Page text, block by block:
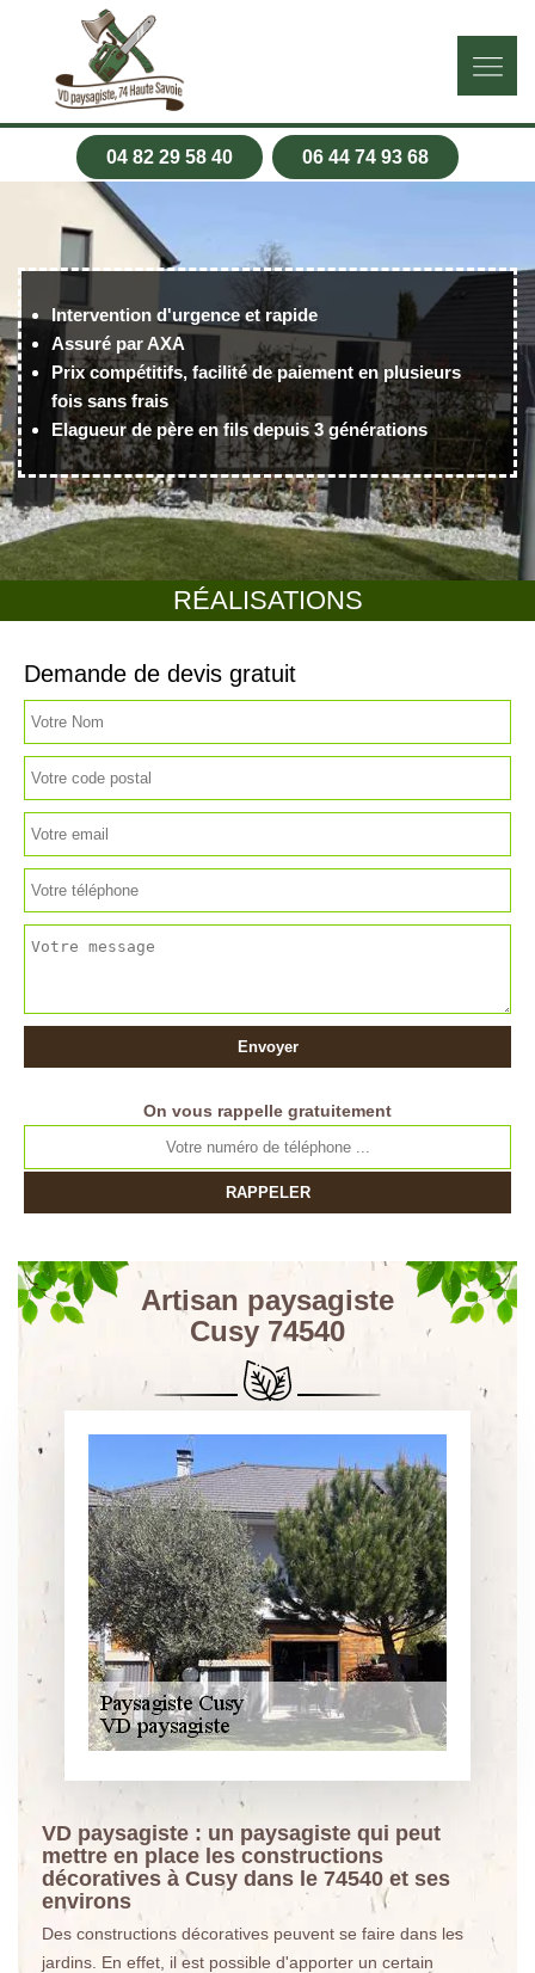
04 82 29 58 40 06 44 74 93 68
RÉALISATIONS
Intervention d'urgence et rapide
Assuré par AXA
Prix compétitifs, facilité de paiement en plusieurs
fois sans frais
Elagueur de père en fils depuis 3 générations
Demande de devis gratuit
On vous rappelle gratuitement
Artisan paysagiste
Cusy 74540
VD paysagiste : un paysagiste qui peut
mettre en place les constructions
décoratives à Cusy dans le 74540 et ses
environs
Des constructions décoratives peuvent se faire dans les
jardins. En effet, il est possible d'apporter un certain